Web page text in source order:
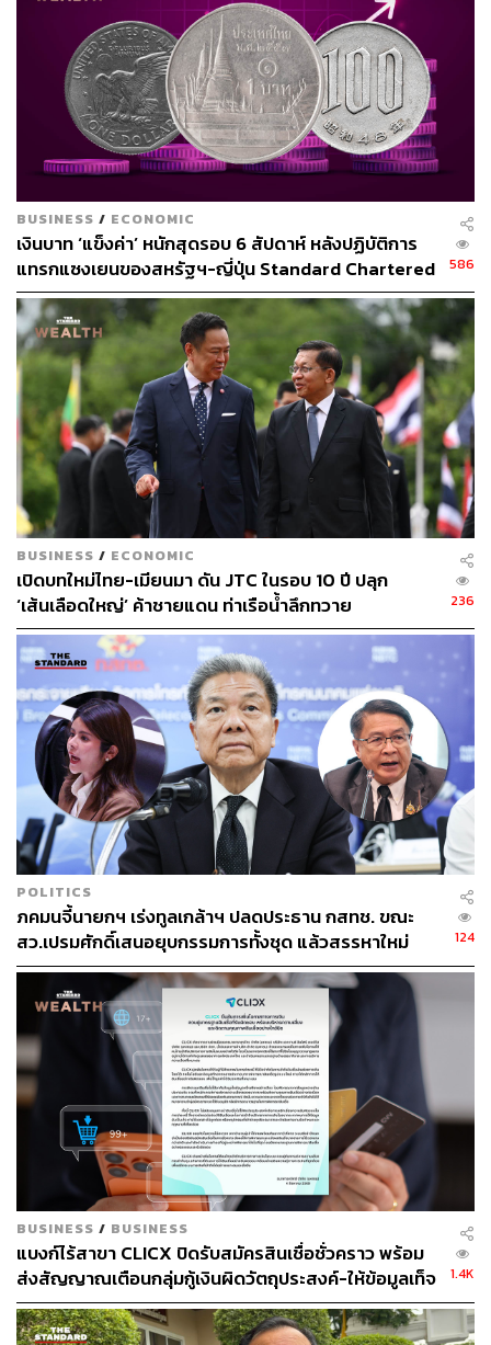
TAGS: ธนาคารแห่งประเทศไทย
เงินบาทแข็งค่า
ค่าเงินบาท
เงินเฟ้อ ตลาดเงิน
355
ABOUT THE AUTHOR
วาราดา ทองจำนงค์
Content Creator สำนักข่าว THE
STANDARD WEALTH
BUSINESS / ECONOMIC
เงินบาท ‘แข็งค่า’ หนักสุดรอบ 6 สัปดาห์ หลังปฏิบัติการ
แทรกแซงเยนของสหรัฐฯ-ญี่ปุ่น Standard Chartered
เปิดเป้าสิ้นปีนี้จ่อแข็งต่อแตะ 32.50 บาทต่อดอลลาร์
586
BUSINESS / ECONOMIC
เปิดบทใหม่ไทย-เมียนมา ดัน JTC ในรอบ 10 ปี ปลุก
‘เส้นเลือดใหญ่’ ค้าชายแดน ท่าเรือน้ำลึกทวาย
236
POLITICS
ภคมนจี้นายกฯ เร่งทูลเกล้าฯ ปลดประธาน กสทช. ขณะ
สว.เปรมศักดิ์เสนอยุบกรรมการทั้งชุด แล้วสรรหาใหม่
124
BUSINESS / BUSINESS
แบงก์ไร้สาขา CLICX ปิดรับสมัครสินเชื่อชั่วคราว พร้อม
ส่งสัญญาณเตือนกลุ่มกู้เงินผิดวัตถุประสงค์-ให้ข้อมูลเท็จ
เตรียมดำเนินคดีเด็ดขาด
1.4K